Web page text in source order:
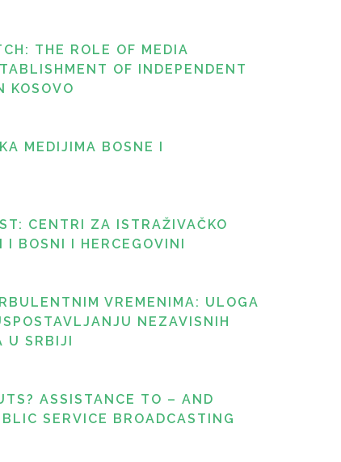
THE ROLE OF MEDIA
OF INDEPENDENT
KOSOVO
MEDIJIMA BOSNE I
CENTRI ZA ISTRAŽIVAČKO
BOSNI I HERCEGOVINI
VREMENIMA: ULOGA
NEZAVISNIH
U SRBIJI
ASSISTANCE TO – AND
SERVICE BROADCASTING